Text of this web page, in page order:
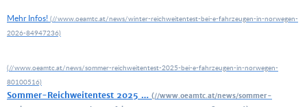
Mehr Infos!
Sommer-Reichweitentest 2025 …